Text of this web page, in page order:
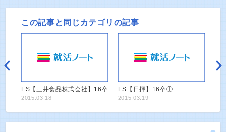
この記事と同じカテゴリの記事
ES【三井食品株式会社】16卒
2015.03.18
ES【日揮】16卒①
2015.03.19